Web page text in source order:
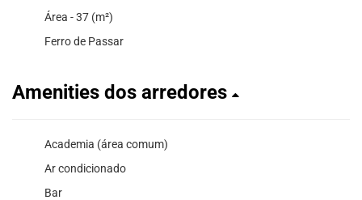
Área - 37 (m²)
Ferro de Passar
Amenities dos arredores
Academia (área comum)
Ar condicionado
Bar